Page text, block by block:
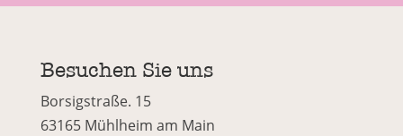
Besuchen Sie uns
Borsigstraße. 15
63165 Mühlheim am Main